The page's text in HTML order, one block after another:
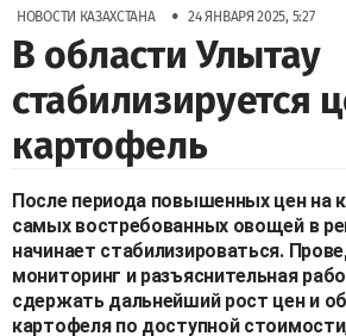
НОВОСТИ КАЗАХСТАНА • 24 ЯНВАРЯ 2025, 5:27
В области Улытау
стабилизируется
картофель
После периода повышенных цен на
самых востребованных овощей в
начинает стабилизироваться.
мониторинг и разъяснительная
сдержать дальнейший рост цен и
картофеля по доступной стоимости